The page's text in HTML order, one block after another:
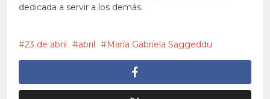
dedicada a servir a los demás.
23 de abril abril María Gabriela Saggeddu